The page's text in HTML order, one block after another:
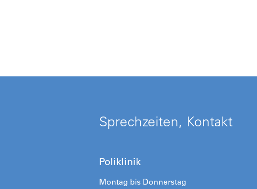
Sprechzeiten, Kontakt
Poliklinik
Montag bis Donnerstag